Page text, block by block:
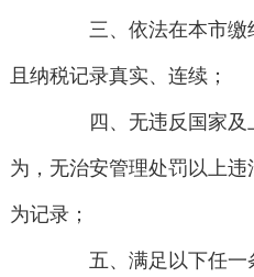
三、依法在本市缴
且纳税记录真实、连续；
四、无违反国家及
为，无治安管理处罚以上
为记录；
五、满足以下任一